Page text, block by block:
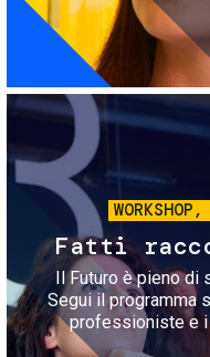
Fatti
Il Futuro è pieno
Segui il programma
professioniste e